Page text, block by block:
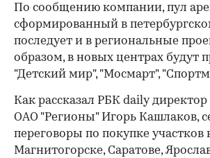
По сообщению компании, пул
сформированный в
последует и в региональные
образом, в новых центрах будут
"Детский мир", "Мосмарт",
Как рассказал РБК daily
ОАО "Регионы" Игорь Кашлаков,
переговоры по покупке участков
Магнитогорске, Саратове,